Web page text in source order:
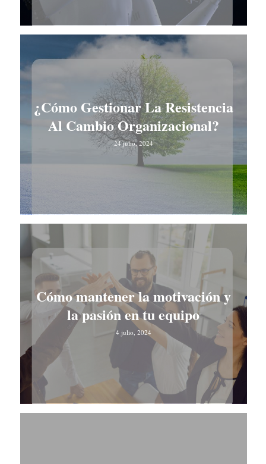
¿Cómo Gestionar La Resistencia
Al Cambio Organizacional?
24 julio, 2024
Cómo mantener la motivación y
la pasión en tu equipo
4 julio, 2024